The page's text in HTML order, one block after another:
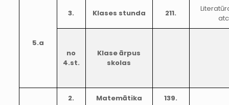
5.a
3. Klases stunda 211.
no
4.st.
Klase ārpus
skolas
2. Matemātika 139.